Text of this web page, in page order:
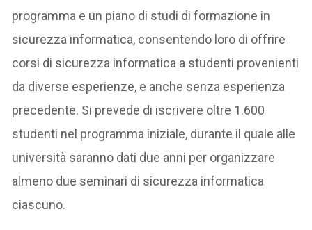
programma e un piano di studi di formazione in
sicurezza informatica, consentendo loro di offrire
corsi di sicurezza informatica a studenti provenienti
da diverse esperienze, e anche senza esperienza
precedente. Si prevede di iscrivere oltre 1.600
studenti nel programma iniziale, durante il quale alle
università saranno dati due anni per organizzare
almeno due seminari di sicurezza informatica
ciascuno.